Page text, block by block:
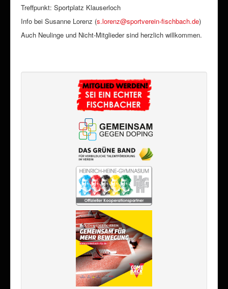
Treffpunkt: Sportplatz Klauserloch
Info bei Susanne Lorenz (s.lorenz@sportverein-fischbach.de)
Auch Neulinge und Nicht-Mitglieder sind herzlich willkommen.